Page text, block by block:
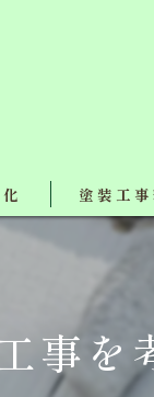
塗装工
事を